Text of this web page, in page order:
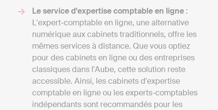
Le service d'expertise comptable en ligne :
L'expert-comptable en ligne, une alternative
numérique aux cabinets traditionnels, offre les
mêmes services à distance. Que vous optiez
pour des cabinets en ligne ou des entreprises
classiques dans l'Aube, cette solution reste
accessible. Ainsi, les cabinets d'expertise
comptable en ligne ou les experts-comptables
indépendants sont recommandés pour les